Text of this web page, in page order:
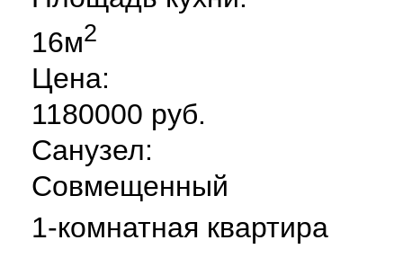
16м2
Цена:
1180000 руб.
Санузел:
Совмещенный
1-комнатная квартира